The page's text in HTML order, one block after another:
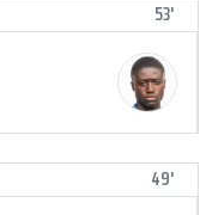
53'
49'